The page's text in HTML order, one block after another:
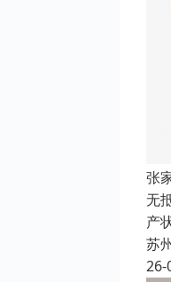
张
无
产
苏
26-